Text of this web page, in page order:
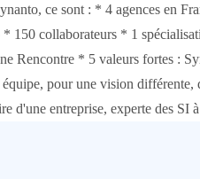
ce sont : * 4 agences en
collaborateurs * 1
Rencontre * 5 valeurs fortes :
pour une vision différente,
d'une entreprise, experte des SI